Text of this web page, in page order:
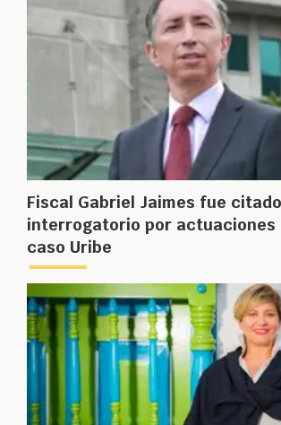
Fiscal Gabriel Jaimes fue
interrogatorio por actuaciones
caso Uribe